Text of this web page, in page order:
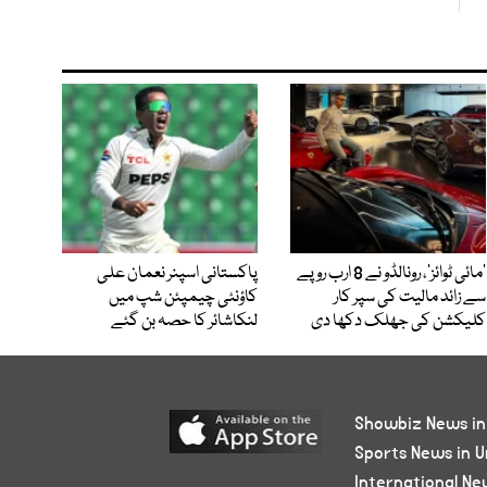
’مائی ٹوائز‘، رونالڈو نے 8 ارب روپے
سے زائد مالیت کی سپر کار
کلیکشن کی جھلک دکھا دی
پاکستانی اسپنر نعمان علی
کاؤنٹی چیمپئن شپ میں
لنکاشائر کا حصہ بن گئے
Showbiz News
Sports News in